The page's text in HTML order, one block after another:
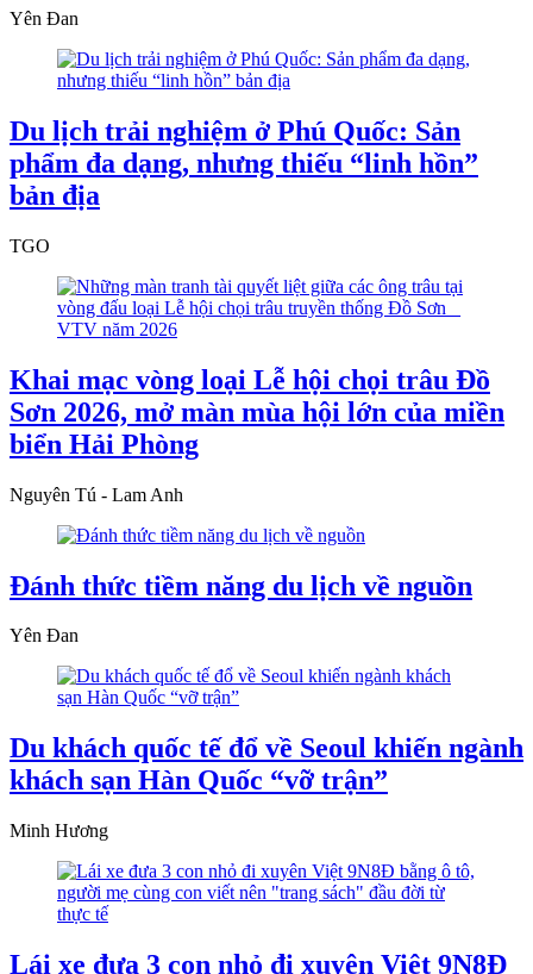
Yên Đan
Du lịch trải nghiệm ở Phú Quốc: Sản
phẩm đa dạng, nhưng thiếu “linh hồn”
bản địa
TGO
Khai mạc vòng loại Lễ hội chọi trâu Đồ
Sơn 2026, mở màn mùa hội lớn của miền
biển Hải Phòng
Nguyên Tú - Lam Anh
Đánh thức tiềm năng du lịch về nguồn
Yên Đan
Du khách quốc tế đổ về Seoul khiến ngành
khách sạn Hàn Quốc “vỡ trận”
Minh Hương
Lái xe đưa 3 con nhỏ đi xuyên Việt 9N8Đ